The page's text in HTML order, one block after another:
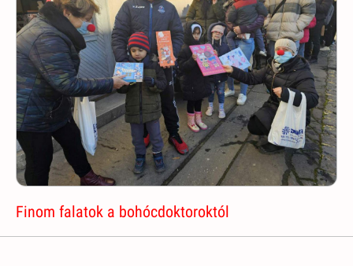
Finom falatok a bohócdoktoroktól